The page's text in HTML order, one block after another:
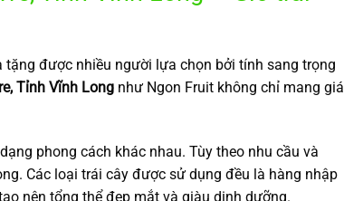
được nhiều người lựa chọn bởi tính sang trọng
Tỉnh Vĩnh Longnhư Ngon Fruit không chỉ mang giá
phong cách khác nhau. Tùy theo nhu cầu và
Các loại trái cây được sử dụng đều là hàng nhập
nên tổng thể đẹp mắt và giàu dinh dưỡng.